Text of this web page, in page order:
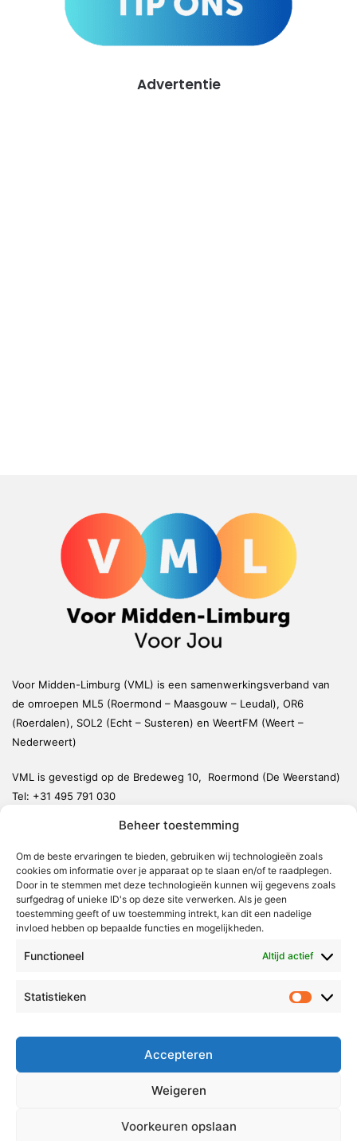
Beheer toestemming
Om de beste ervaringen te bieden, gebruiken wij technologieën zoals
cookies om informatie over je apparaat op te slaan en/of te raadplegen.
Door in te stemmen met deze technologieën kunnen wij gegevens zoals
surfgedrag of unieke ID's op deze site verwerken. Als je geen
toestemming geeft of uw toestemming intrekt, kan dit een nadelige
invloed hebben op bepaalde functies en mogelijkheden.
Functioneel Altijd actief
Statistieken
Accepteren
Weigeren
Voorkeuren opslaan
Advertentie
Voor Midden-Limburg (VML) is een samenwerkingsverband van
de omroepen ML5 (Roermond – Maasgouw – Leudal), OR6
(Roerdalen), SOL2 (Echt – Susteren) en WeertFM (Weert –
Nederweert)
VML is gevestigd op de Bredeweg 10, Roermond (De Weerstand)
Tel: +31 495 791 030
Weert
Nederweert
Leudal
Maasgouw
Echt-Susteren
Roermond
Radio & TV